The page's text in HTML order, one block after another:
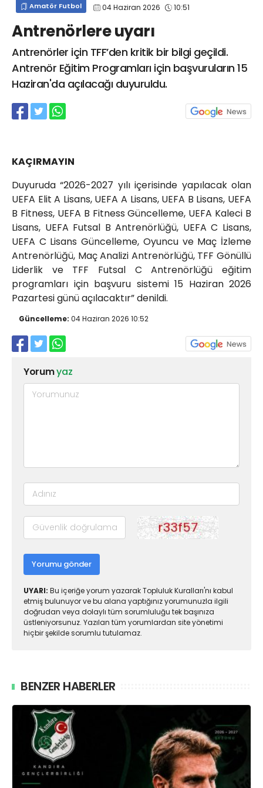
Amatör Futbol 04 Haziran 2026 10:51
Antrenörlere uyarı
Antrenörler için TFF’den kritik bir bilgi geçildi.
Antrenör Eğitim Programları için başvuruların 15
Haziran'da açılacağı duyuruldu.
KAÇIRMAYIN
Duyuruda “2026-2027 yılı içerisinde yapılacak olan
UEFA Elit A Lisans, UEFA A Lisans, UEFA B Lisans, UEFA
B Fitness, UEFA B Fitness Güncelleme, UEFA Kaleci B
Lisans, UEFA Futsal B Antrenörlüğü, UEFA C Lisans,
UEFA C Lisans Güncelleme, Oyuncu ve Maç İzleme
Antrenörlüğü, Maç Analizi Antrenörlüğü, TFF Gönüllü
Liderlik ve TFF Futsal C Antrenörlüğü eğitim
programları için başvuru sistemi 15 Haziran 2026
Pazartesi günü açılacaktır” denildi.
Güncelleme: 04 Haziran 2026 10:52
Yorumyaz
Yorumu gönder
UYARI: Bu içeriğe yorum yazarak Topluluk Kuralları'nı kabul
etmiş bulunuyor ve bu alana yaptığınız yorumunuzla ilgili
doğrudan veya dolaylı tüm sorumluluğu tek başınıza
üstleniyorsunuz. Yazılan tüm yorumlardan site yönetimi
hiçbir şekilde sorumlu tutulamaz.
BENZER HABERLER
info@spor41.com